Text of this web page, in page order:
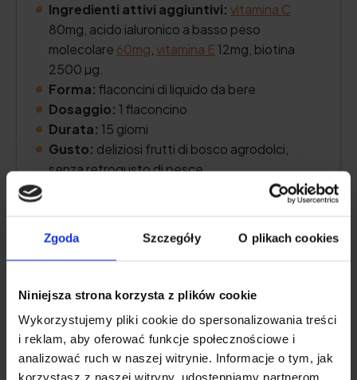
Zgoda Szczegóły O plikach cookies
Niniejsza strona korzysta z plików cookie
Wykorzystujemy pliki cookie do spersonalizowania treści
i reklam, aby oferować funkcje społecznościowe i
analizować ruch w naszej witrynie. Informacje o tym, jak
korzystasz z naszej witryny, udostępniamy partnerom
Ingredienti attivi aggiuntivi: vitamina C
80mg, acido ialuronico a basso peso
molecolare 60mg vitamina E12mg, biotina
2500 µg.
Forma: flaconcini di liquido da bere
Dosaggio: 1 flaconcino
Durata: 15 giorni
Gusto: deliziosi frutti di bosco agrodolci,
senza retrogusto di pesce
Controlla il prezzo
Descrizione del prodotto
Pro e contro